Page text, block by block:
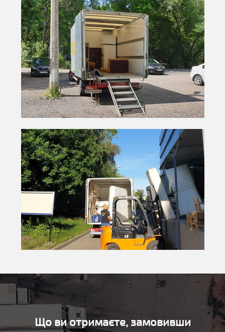
Що ви отримаєте, замовивши